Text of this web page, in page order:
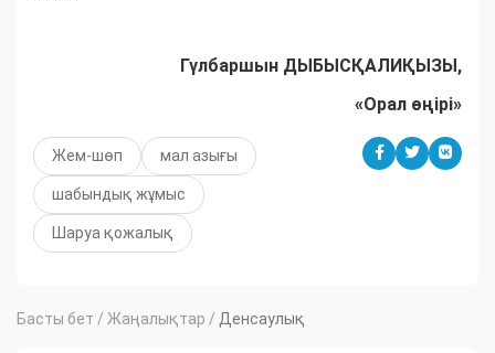
Гүлбаршын ДЫБЫСҚАЛИҚЫЗЫ,
«Орал өңірі»
Жем-шөп мал азығы
шабындық жұмыс
Шаруа қожалық
Басты бет / Жаңалықтар / Денсаулық